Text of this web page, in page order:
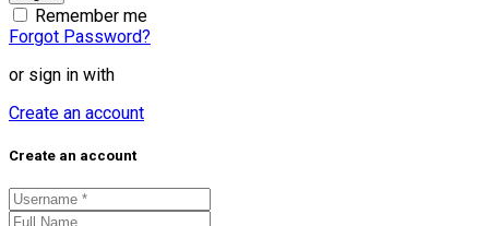
Remember me
Forgot Password?
or sign in with
Create an account
Create an account